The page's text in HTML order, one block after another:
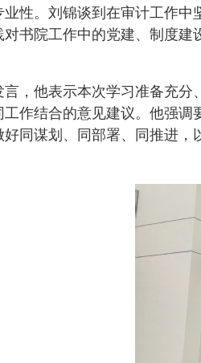
性。刘锦谈到在审计工作
书院工作中的党建、制度建
言，他表示本次学习准备充
作结合的意见建议。他强
同谋划、同部署、同推进